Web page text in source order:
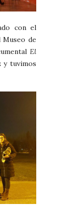
con el
Museo de
El
y tuvimos